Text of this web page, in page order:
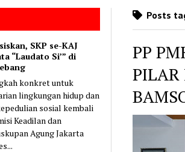
SKP se-KAJ
“Laudato Si’” di
konkret untuk
lingkungan hidup dan
sosial kembali
Keadilan dan
Agung Jakarta
Posts
PP
PILAR